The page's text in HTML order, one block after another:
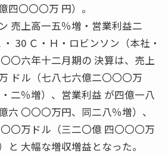
四〇〇〇万 円）。
売上高一五％増・営業利益二
30 Ｃ・Ｈ・ロビンソン（本社・
〇六年十二月期の 決算は、売上
ドル（七八七六億二〇〇〇万
二％増）、営業利益 が四億一八
六 〇〇〇万円、同二八％増）、
〇万ドル（三二〇億 四〇〇〇万
と 大幅な増収増益となった。